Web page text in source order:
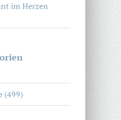
im Herzen
(499)